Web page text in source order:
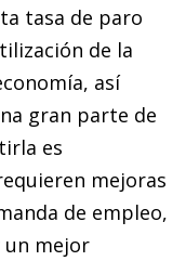
tasa de paro
de la
así
gran parte de
es
mejoras
de empleo,
un mejor